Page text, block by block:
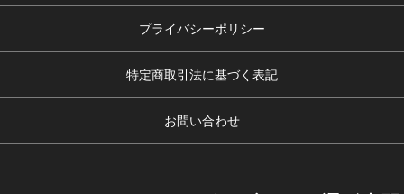
プライバシーポリシー
特定商取引法に基づく表記
お問い合わせ